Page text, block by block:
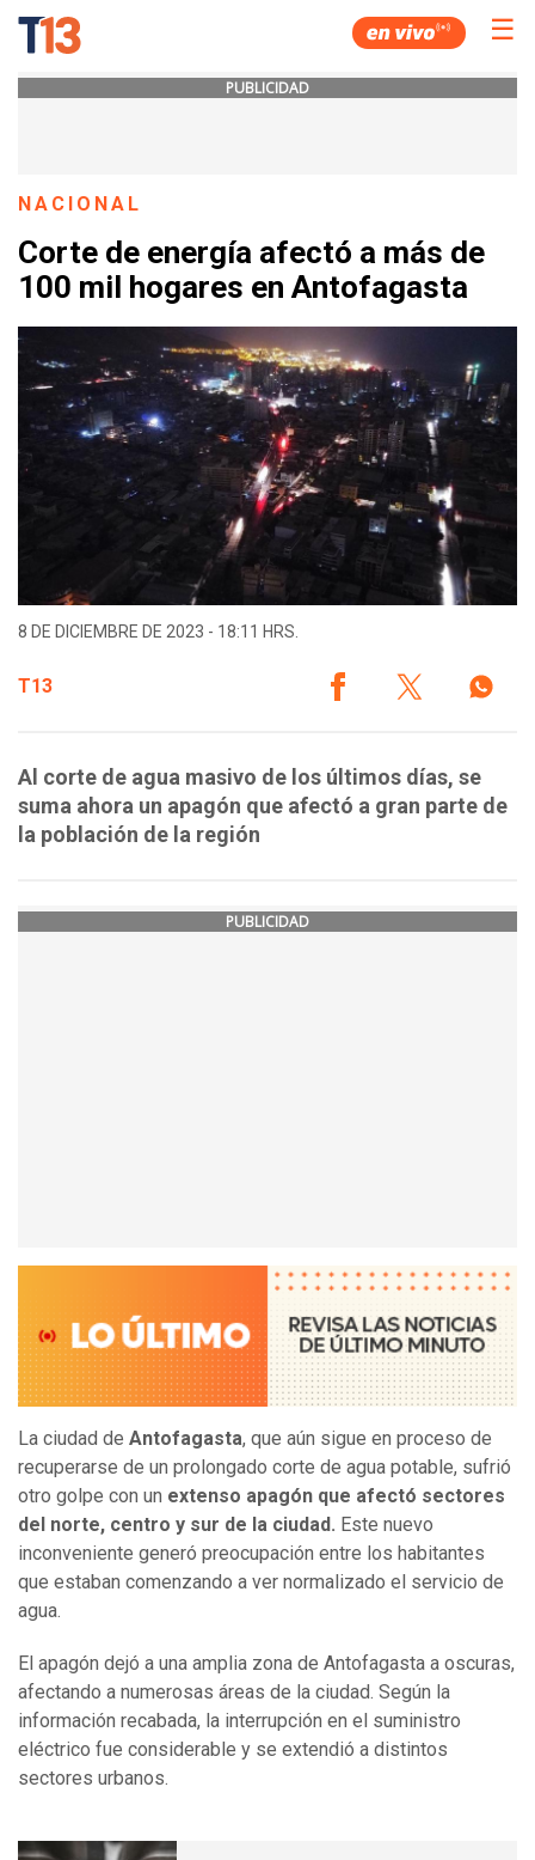
☰
PUBLICIDAD
NACIONAL
Corte de energía afectó a más de
100 mil hogares en Antofagasta
8 DE DICIEMBRE DE 2023 - 18:11 HRS.
T13
Al corte de agua masivo de los últimos días, se
suma ahora un apagón que afectó a gran parte de
la población de la región
PUBLICIDAD
La ciudad de Antofagasta, que aún sigue en proceso de
recuperarse de un prolongado corte de agua potable, sufrió
otro golpe con un extenso apagón que afectó sectores
del norte, centro y sur de la ciudad. Este nuevo
inconveniente generó preocupación entre los habitantes
que estaban comenzando a ver normalizado el servicio de
agua.
El apagón dejó a una amplia zona de Antofagasta a oscuras,
afectando a numerosas áreas de la ciudad. Según la
información recabada, la interrupción en el suministro
eléctrico fue considerable y se extendió a distintos
sectores urbanos.